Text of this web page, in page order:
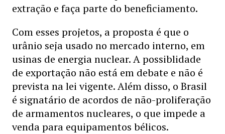
extração e faça parte do beneficiamento.
Com esses projetos, a proposta é que o
urânio seja usado no mercado interno, em
usinas de energia nuclear. A possiblidade
de exportação não está em debate e não é
prevista na lei vigente. Além disso, o Brasil
é signatário de acordos de não-proliferação
de armamentos nucleares, o que impede a
venda para equipamentos bélicos.